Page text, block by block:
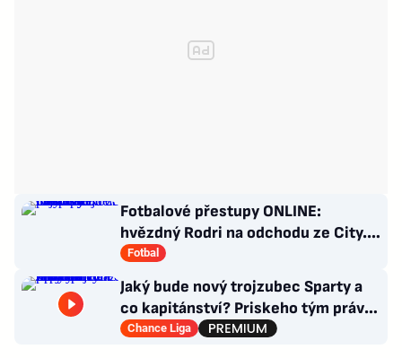
Fotbalové přestupy ONLINE:
hvězdný Rodri na odchodu ze City.
Do Realu ale nejspíš nejde
Fotbal
Jaký bude nový trojzubec Sparty a
co kapitánství? Priskeho tým právě
prochází radikální změnou
Chance Liga